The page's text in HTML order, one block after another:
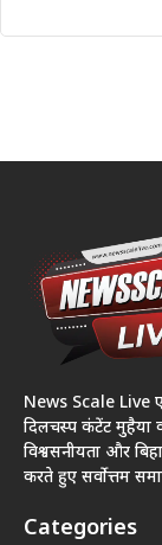
News Scale Live
दिलचस्प कंटेंट
विश्वसनीयता और
करते हुए सर्वोत्तम
Categories